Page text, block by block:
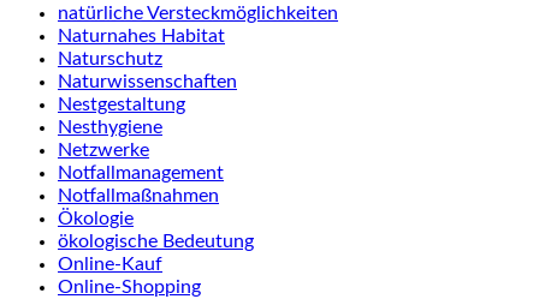
natürliche Versteckmöglichkeiten
Naturnahes Habitat
Naturschutz
Naturwissenschaften
Nestgestaltung
Nesthygiene
Netzwerke
Notfallmanagement
Notfallmaßnahmen
Ökologie
ökologische Bedeutung
Online-Kauf
Online-Shopping